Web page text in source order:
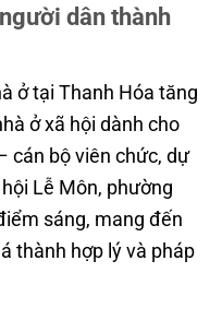
dân thành
ở tại Thanh Hóa tăng
ở xã hội dành cho
cán bộ viên chức, dự
Lễ Môn, phường
sáng, mang đến
thành hợp lý và pháp